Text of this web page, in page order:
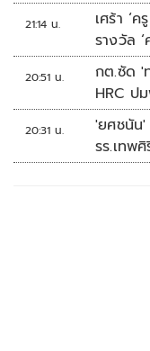
21:14 น.
เศร้า ‘
รางวัล
20:51 น.
กต.ซัด '
HRC ป
20:31 น.
'ยศชนัน'
รร.เทพ